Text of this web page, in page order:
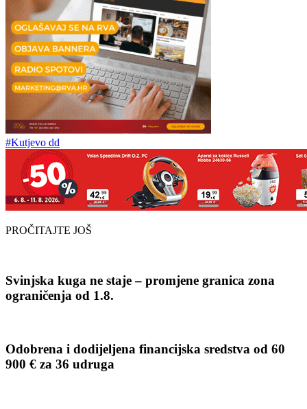
#Kutjevo dd
PROČITAJTE JOŠ
Svinjska kuga ne staje – promjene granica zona
ograničenja od 1.8.
Odobrena i dodijeljena financijska sredstva od 60
900 € za 36 udruga